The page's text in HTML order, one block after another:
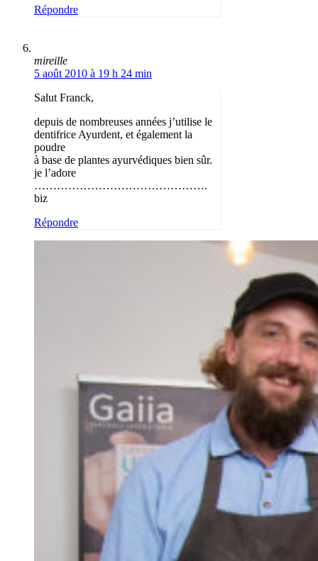
Répondre
mireille
5 août 2010 à 19 h 24 min
Salut Franck,
depuis de nombreuses années j’utilise le
dentifrice Ayurdent, et également la
poudre
à base de plantes ayurvédiques bien sûr.
je l’adore
……………………………………….
biz
Répondre